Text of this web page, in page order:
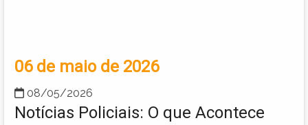
06 de maio de 2026
08/05/2026
Notícias Policiais: O que Acontece